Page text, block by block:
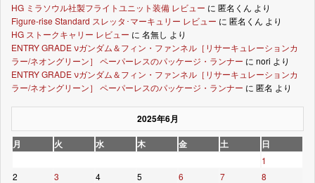
HG ミラソウル社製フライトユニット装備 レビュー に 匿名くん より
Figure-rise Standard スレッタ･マーキュリー レビュー に 匿名くん より
HG ストークキャリー レビュー に 名無し より
ENTRY GRADE νガンダム＆フィン・ファンネル［リサーキュレーションカ
ラー/ネオングリーン］ ペーパーレスのパッケージ・ランナー に nori より
ENTRY GRADE νガンダム＆フィン・ファンネル［リサーキュレーションカ
ラー/ネオングリーン］ ペーパーレスのパッケージ・ランナー に 匿名 より
2025年6月
月
火 水 木 金 土 日
1
2
3 4 5 6 7
8